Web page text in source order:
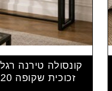
קונסולה טירנה
זכוכית שקופה CLEAR 120